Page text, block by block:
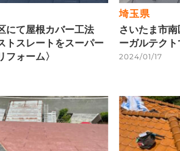
にて屋根カバー工法
トスレートをスーパー
フォーム〉
埼玉県
さいたま市
ーガルテクト
2024/01/17